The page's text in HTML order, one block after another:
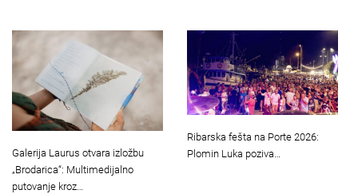
Galerija Laurus otvara izložbu
„Brodarica“: Multimedijalno
putovanje kroz…
Ribarska fešta na Porte 2026:
Plomin Luka poziva…